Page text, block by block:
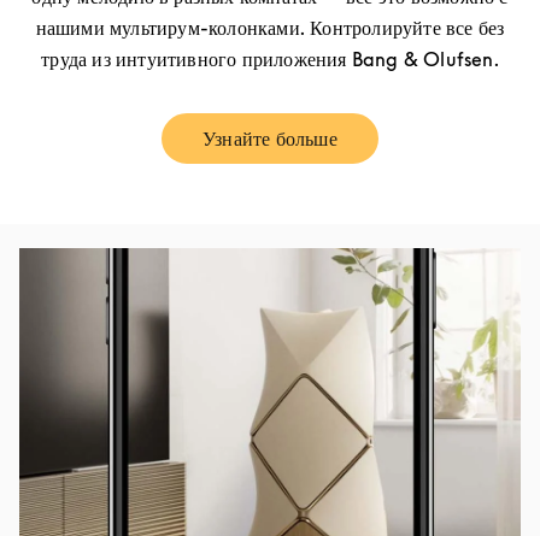
нашими мультирум-колонками. Контролируйте все без
труда из интуитивного приложения Bang & Olufsen.
Узнайте большеLink Opens in New Tab